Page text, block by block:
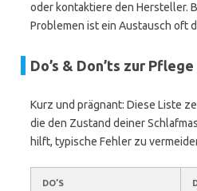
oder kontaktiere den Hersteller.
Problemen ist ein Austausch oft
Do’s & Don’ts zur Pflege
Kurz und prägnant: Diese Liste
die den Zustand deiner
hilft, typische Fehler zu
DO’S